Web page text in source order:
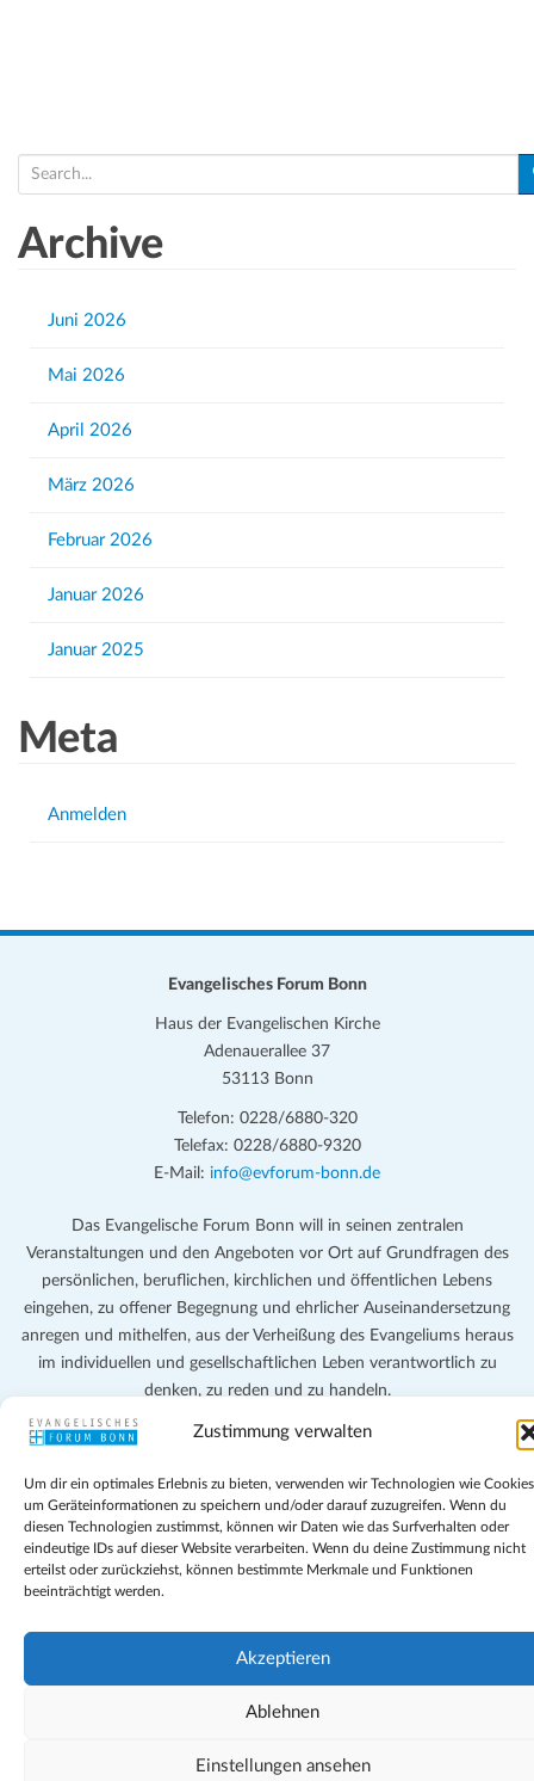
Zustimmung verwalten
Um dir ein optimales Erlebnis zu bieten, verwenden wir Technologien wie
um Geräteinformationen zu speichern und/oder darauf zuzugreifen. Wenn du
diesen Technologien zustimmst, können wir Daten wie das Surfverhalten oder
eindeutige IDs auf dieser Website verarbeiten. Wenn du deine Zustimmung nicht
erteilst oder zurückziehst, können bestimmte Merkmale und Funktionen
beeinträchtigt werden.
Akzeptieren
Ablehnen
Einstellungen ansehen
e
rArchive
Juni 2026
Mai 2026
April 2026
März 2026
Februar 2026
Januar 2026
Januar 2025
Meta
Anmelden
Evangelisches Forum Bonn
Haus der Evangelischen Kirche
Adenauerallee 37
53113 Bonn
Telefon: 0228/6880-320
Telefax: 0228/6880-9320
E-Mail: info@evforum-bonn.de
Das Evangelische Forum Bonn will in seinen zentralen
Veranstaltungen und den Angeboten vor Ort auf Grundfragen des
persönlichen, beruflichen, kirchlichen und öffentlichen Lebens
eingehen, zu offener Begegnung und ehrlicher Auseinandersetzung
anregen und mithelfen, aus der Verheißung des Evangeliums heraus
im individuellen und gesellschaftlichen Leben verantwortlich zu
denken, zu reden und zu handeln.
Impressum
Teilnahmebedingungen
Evangelische Kirche in Bonn
Cookie-Richtlinie (EU)
Geschäftsbedingungen